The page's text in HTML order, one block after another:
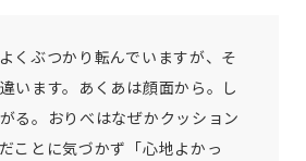
くぶつかり転んでいますが、そ
います。あくあは顔面から。し
る。おりべはなぜかクッション
ことに気づかず「心地よかっ